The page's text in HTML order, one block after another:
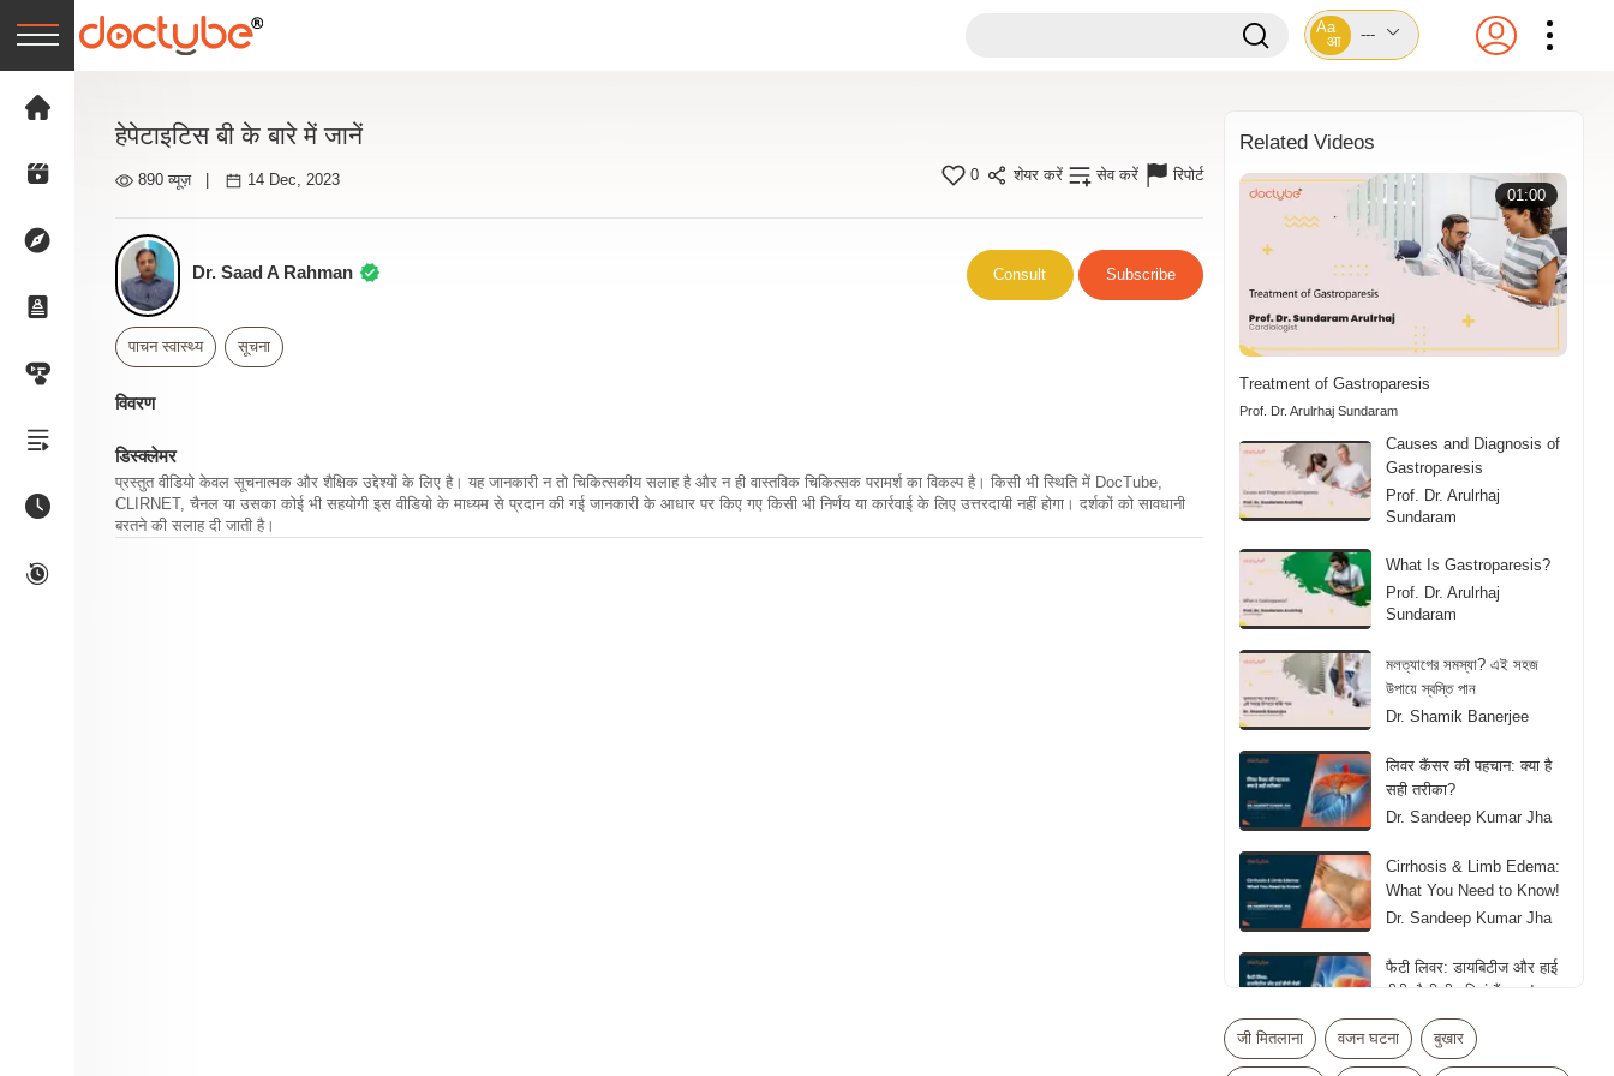
Aa
आ
---
हेपेटाइटिस बी के बारे में जानें
890 व्यूज़ 14 Dec, 2023 0 शेयर करें सेव करें रिपोर्ट
Dr. Saad A Rahman Consult Subscribe
पाचन स्वास्थ्य सूचना
विवरण
डिस्क्लेमर
प्रस्तुत वीडियो केवल सूचनात्मक और शैक्षिक उद्देश्यों के लिए है। यह जानकारी न तो चिकित्सकीय सलाह है और न ही वास्तविक चिकित्सक परामर्श का विकल्प है। किसी भी स्थिति में DocTube,
CLIRNET, चैनल या उसका कोई भी सहयोगी इस वीडियो के माध्यम से प्रदान की गई जानकारी के आधार पर किए गए किसी भी निर्णय या कार्रवाई के लिए उत्तरदायी नहीं होगा। दर्शकों को सावधानी
बरतने की सलाह दी जाती है।
Related Videos
01:00
Treatment of Gastroparesis
Prof. Dr. Arulrhaj Sundaram
Causes and Diagnosis of
Gastroparesis
Prof. Dr. Arulrhaj
Sundaram
What Is Gastroparesis?
Prof. Dr. Arulrhaj
Sundaram
মলত্যাগের সমস্যা? এই সহজ
উপায়ে স্বস্তি পান
Dr. Shamik Banerjee
लिवर कैंसर की पहचान: क्या है
सही तरीका?
Dr. Sandeep Kumar Jha
Cirrhosis & Limb Edema:
What You Need to Know!
Dr. Sandeep Kumar Jha
फैटी लिवर: डायबिटीज और हाई
बीपी जैसी बीमारियां हैं वजह!
Dr. Sandeep Kumar Jha
கல்லீரல் கொழுப்பு நோய் -
जी मितलाना वजन घटना बुखार